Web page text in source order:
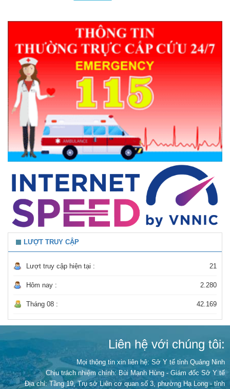
LƯỢT TRUY CẬP
Lượt truy cập hiện tại : 21
Hôm nay : 2.280
Tháng 08 : 42.169
Liên hệ với chúng tôi:
Mọi thông tin xin liên hệ: Sở Y tế tỉnh Quảng Ninh
Chịu trách nhiệm chính: Bùi Mạnh Hùng - Giám đốc Sở Y tế
Địa chỉ: Tầng 19, Trụ sở Liên cơ quan số 3, phường Hạ Long - tỉnh